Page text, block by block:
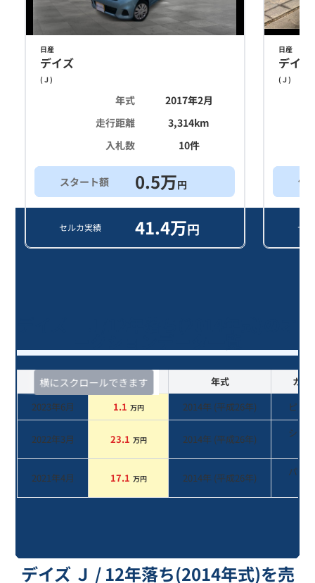
日産
デイズ
( Ｊ)
年式
2017年2月
走行距離
3,314km
入札数
10件
スタート額 0.5万円
セルカ実績 41.4万円
日産
デイズ
( Ｊ)
他
セ
横にスクロールできます
査定時期 セルカ実績 年式
カラ
2023年6月
1.1 万円 2014年 (平成26年) ピンク
2022年3月 23.1 万円 2014年 (平成26年)
シル
2021年4月 17.1 万円 2014年 (平成26年)
パー
デイズ Ｊ / 12年落ち(2014年式)を売